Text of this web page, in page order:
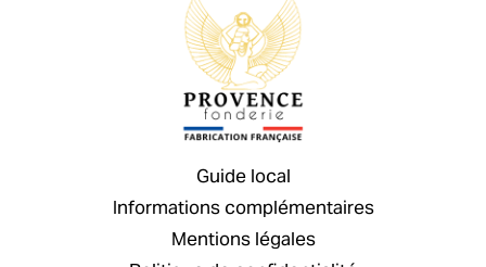
Guide local
Informations complémentaires
Mentions légales